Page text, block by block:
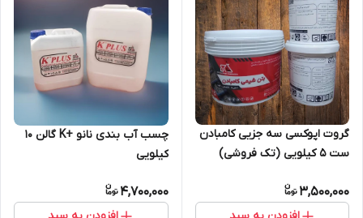
گروت اپوکسی سه جزیی کامبادن
ست 5 کیلویی (تک فروشی)
3,500,000
چسب آب بندی نانو +K گالن 10
کیلویی
4,700,000